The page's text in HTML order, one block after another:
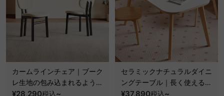
カームラインチェア｜ブーク
レ生地の包み込まれるような
座り心地と重厚感を兼ね備え
¥28,290税込~
セラミックナチュラルダイニ
ングテーブル｜長く使える耐
熱性天板と美しく丈夫な木材
¥37,890税込~